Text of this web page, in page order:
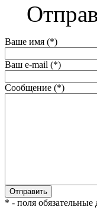
Ваше имя (*)
Ваш e-mail (*)
Сообщение (*)
* - поля обязательные